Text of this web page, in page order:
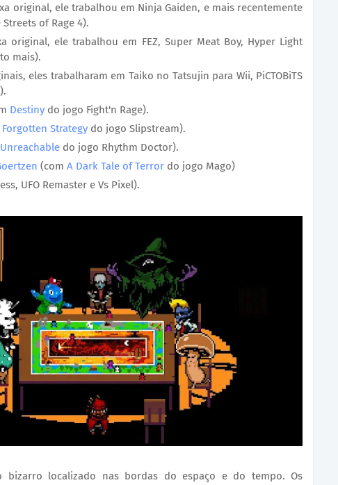
original, ele trabalhou em Ninja Gaiden, e mais recentemente
of Rage 4).
original, ele trabalhou em FEZ, Super Meat Boy, Hyper Light
mais).
eles trabalharam em Taiko no Tatsujin para Wii, PiCTOBiTS
Destiny do jogo Fight'n Rage).
Forgotten Strategy do jogo Slipstream).
do jogo Rhythm Doctor).
(com A Dark Tale of Terror do jogo Mago)
UFO Remaster e Vs Pixel).
bizarro localizado nas bordas do espaço e do tempo. Os